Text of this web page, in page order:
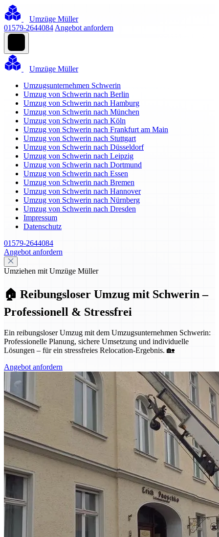
Umzüge Müller
01579-2644084 Angebot anfordern
Umzüge Müller
Umzugsunternehmen Schwerin
Umzug von Schwerin nach Berlin
Umzug von Schwerin nach Hamburg
Umzug von Schwerin nach München
Umzug von Schwerin nach Köln
Umzug von Schwerin nach Frankfurt am Main
Umzug von Schwerin nach Stuttgart
Umzug von Schwerin nach Düsseldorf
Umzug von Schwerin nach Leipzig
Umzug von Schwerin nach Dortmund
Umzug von Schwerin nach Essen
Umzug von Schwerin nach Bremen
Umzug von Schwerin nach Hannover
Umzug von Schwerin nach Nürnberg
Umzug von Schwerin nach Dresden
Impressum
Datenschutz
01579-2644084
Angebot anfordern
Umziehen mit Umzüge Müller
🏠 Reibungsloser Umzug mit Schwerin –
Professionell & Stressfrei
Ein reibungsloser Umzug mit dem Umzugsunternehmen Schwerin:
Professionelle Planung, sichere Umsetzung und individuelle
Lösungen – für ein stressfreies Relocation-Ergebnis. 🏡
Angebot anfordern